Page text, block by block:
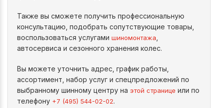
Также вы сможете получить профессиональную
консультацию, подобрать сопутствующие товары,
воспользоваться услугами шиномонтажа
автосервиса и сезонного хранения колес.
Вы можете уточнить адрес, график работы,
ассортимент, набор услуг и спецпредложений по
выбранному шинному центру на этой странице или по
телефону +7 (495) 544-02-02.